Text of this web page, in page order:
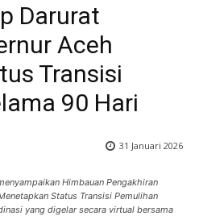
Darurat
Aceh
Transisi
90 Hari
31 Januari 2026
Himbauan Pengakhiran
Status Transisi Pemulihan
yang digelar secara virtual bersama